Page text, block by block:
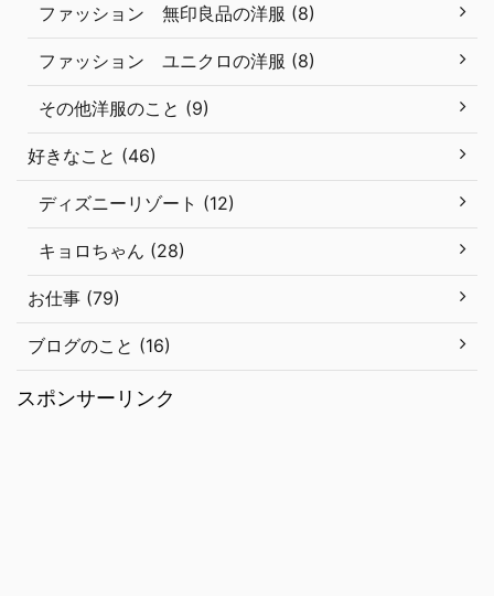
ファッション 無印良品の洋服 (8)
ファッション ユニクロの洋服 (8)
その他洋服のこと (9)
好きなこと (46)
ディズニーリゾート (12)
キョロちゃん (28)
お仕事 (79)
ブログのこと (16)
スポンサーリンク